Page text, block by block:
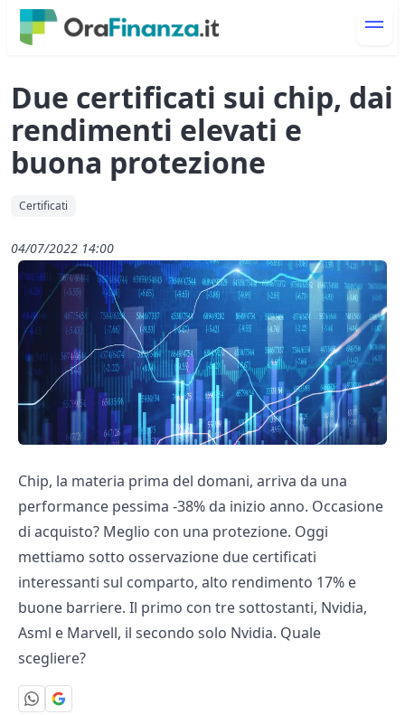
Due certificati sui chip, dai
rendimenti elevati e
buona protezione
Certificati
04/07/2022 14:00
Chip, la materia prima del domani, arriva da una
performance pessima -38% da inizio anno. Occasione
di acquisto? Meglio con una protezione. Oggi
mettiamo sotto osservazione due certificati
interessanti sul comparto, alto rendimento 17% e
buone barriere. Il primo con tre sottostanti, Nvidia,
Asml e Marvell, il secondo solo Nvidia. Quale
scegliere?